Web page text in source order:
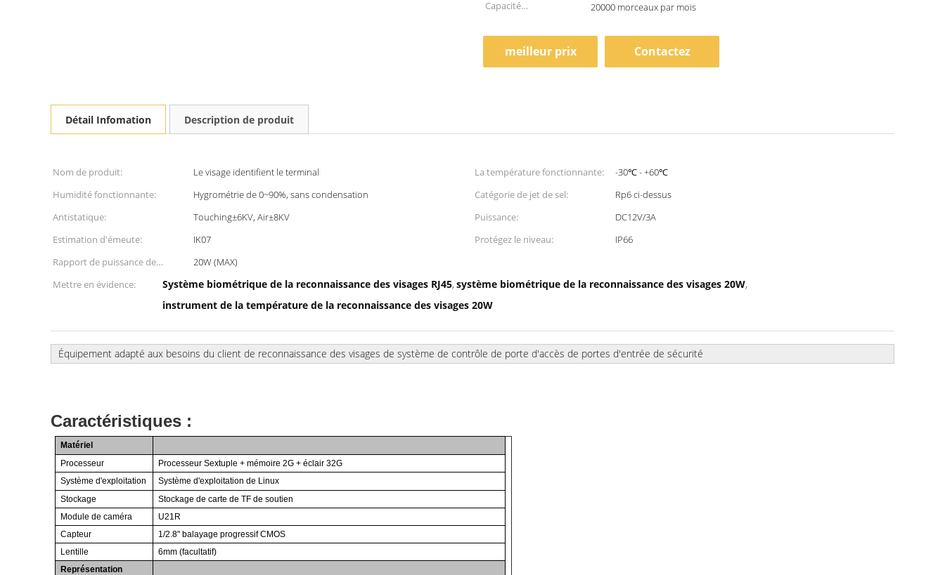
Capacité
20000 morceaux par mois
meilleur prix Contactez
Détail Infomation Description de produit
Nom de produit: Le visage identifient le terminal La température fonctionnante:
-30℃ - +60℃
Humidité fonctionnante:
Hygrométrie de 0~90%, sans condensation Catégorie de jet de sel:
Rp6 ci-dessus
Antistatique:
Touching±6KV, Air±8KV Puissance:
DC12V/3A
Estimation d'émeute:
IK07 Protégez le niveau:
IP66
Rapport de puissance de
dispositif:
20W (MAX)
Mettre en évidence:
Système biométrique de la reconnaissance des visages RJ45,système biométrique de la reconnaissance des visages 20W,
instrument de la température de la reconnaissance des visages 20W
Équipement adapté aux besoins du client de reconnaissance des visages de système de contrôle de porte d'accès de portes d'entrée de sécurité
Caractéristiques :
Matériel
Processeur
Processeur Sextuple + mémoire 2G + éclair 32G
Système d'exploitation
Système d'exploitation de Linux
Stockage
Stockage de carte de TF de soutien
Module de caméra
U21R
Capteur
1/2.8" balayage progressif CMOS
Lentille
6mm (facultatif)
Représentation